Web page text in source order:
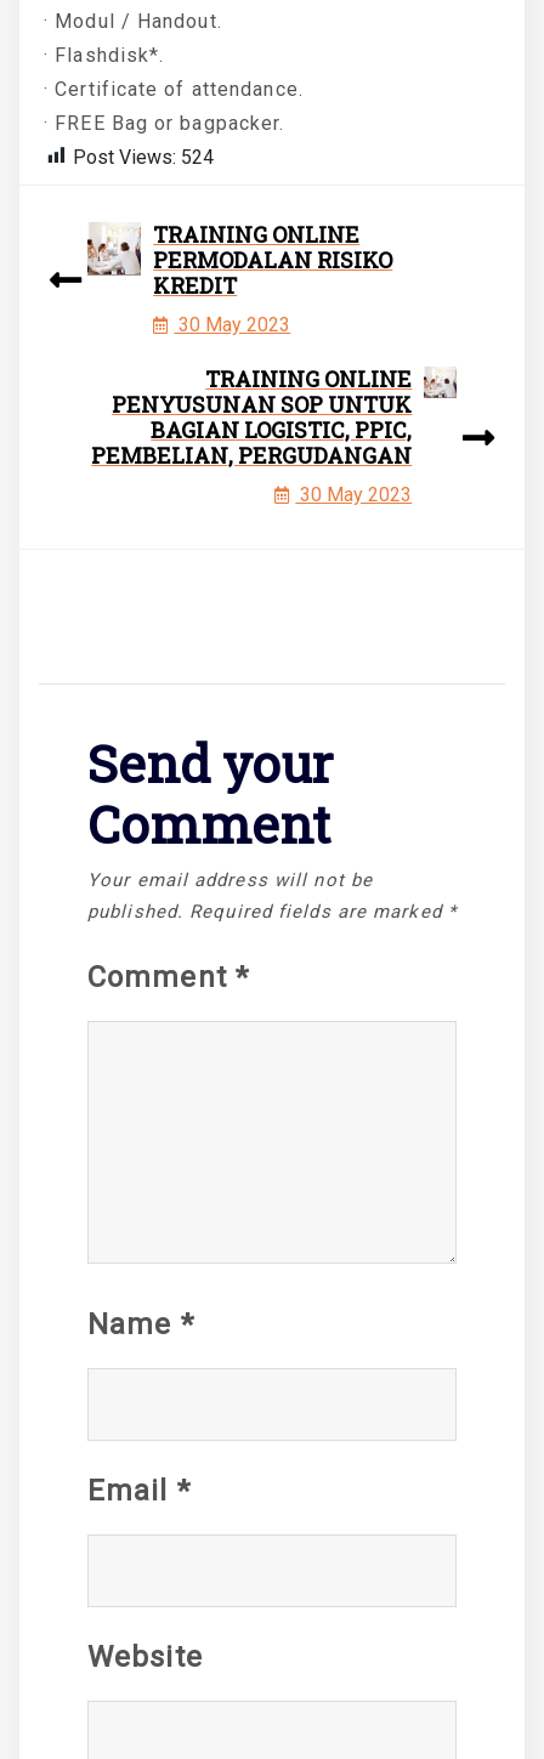
· Modul / Handout.
· Flashdisk*.
· Certificate of attendance.
· FREE Bag or bagpacker.
Post Views: 524
TRAINING ONLINE
PERMODALAN RISIKO
KREDIT
30 May 2023
TRAINING ONLINE
PENYUSUNAN SOP UNTUK
BAGIAN LOGISTIC, PPIC,
PEMBELIAN, PERGUDANGAN
30 May 2023
Send your
Comment
Your email address will not be
published. Required fields are marked *
Comment *
Name *
Email *
Website